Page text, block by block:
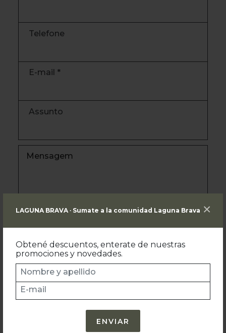
LAGUNA BRAVA ∙ Sumate a la comunidad Laguna Brava
Obtené descuentos, enterate de nuestras
promociones y novedades.
×
Telefone
E-mail *
Assunto